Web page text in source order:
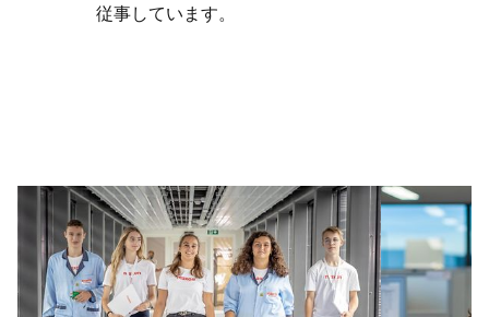
従事しています。